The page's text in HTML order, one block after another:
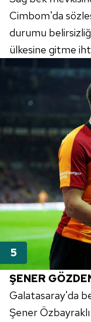
Cimbom'da
durumu
ülkesine gitme
ŞENER
Galatasaray'da
Şener Özbayraklı